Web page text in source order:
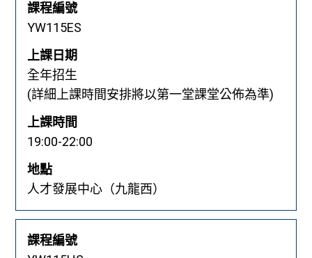
課程編號
YW115ES
上課日期
全年招生
(詳細上課時間安排將以第一堂課堂公佈為準)
上課時間
19:00-22:00
地點
人才發展中心（九龍西）
課程編號